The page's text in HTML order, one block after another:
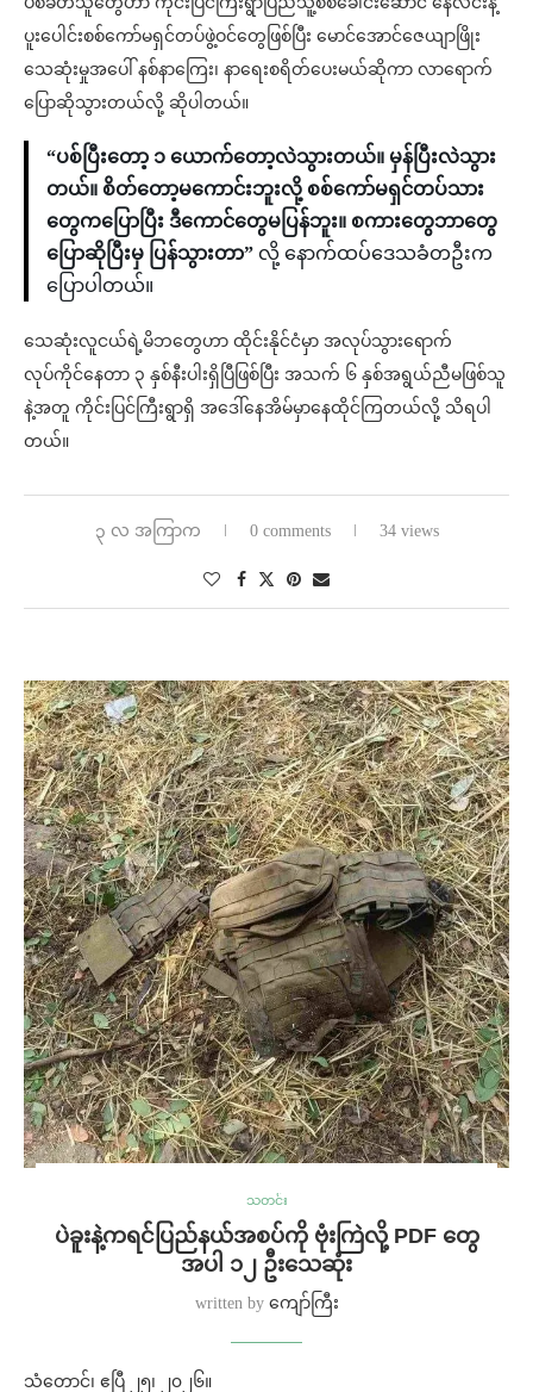
ပူးပေါင်းစစ်ကော်မရှင်တပ်ဖွဲ့ဝင်တွေဖြစ်ပြီး မောင်အောင်ဇေယျာဖြိုး
သေဆုံးမှုအပေါ် နစ်နာကြေး၊ နာရေးစရိတ်ပေးမယ်ဆိုကာ လာရောက်
ပြောဆိုသွားတယ်လို့ ဆိုပါတယ်။
“ပစ်ပြီးတော့ ၁ ယောက်တော့လဲသွားတယ်။ မှန်ပြီးလဲသွား
တယ်။ စိတ်တော့မကောင်းဘူးလို့ စစ်ကော်မရှင်တပ်သား
တွေကပြောပြီး ဒီကောင်တွေမပြန်ဘူး။ စကားတွေဘာတွေ
ပြောဆိုပြီးမှ ပြန်သွားတာ” လို့ နောက်ထပ်ဒေသခံတဦးက
ပြောပါတယ်။
သေဆုံးလူငယ်ရဲ့မိဘတွေဟာ ထိုင်းနိုင်ငံမှာ အလုပ်သွားရောက်
လုပ်ကိုင်နေတာ ၃ နှစ်နီးပါးရှိပြီဖြစ်ပြီး အသက် ၆ နှစ်အရွယ်ညီမဖြစ်သူ
နဲ့အတူ ကိုင်းပြင်ကြီးရွာရှိ အဒေါ်နေအိမ်မှာနေထိုင်ကြတယ်လို့ သိရပါ
တယ်။
၃ လ အကြာက 0 comments 34 views
သတင်း
ပဲခူးနဲ့ကရင်ပြည်နယ်အစပ်ကို ဗုံးကြဲလို့ PDF တွေ
အပါ ၁၂ ဦးသေဆုံး
written by ကျော်ကြီး
သံတောင်၊ ဧပြီ ၂၅၊ ၂၀၂၆။